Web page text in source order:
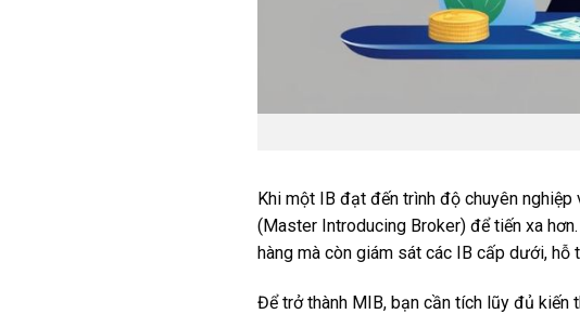
Khi một IB đạt đến trình độ chuyên
(Master Introducing Broker) để tiến xa
hàng mà còn giám sát các IB cấp dưới, hỗ
Để trở thành MIB, bạn cần tích lũy đủ kiến